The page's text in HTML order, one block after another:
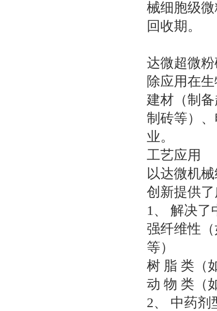
械细胞级
回收期。
达微超微
除应用在
建材（制
制砖等）
业。
工艺应用
以达微机
创新提供
1、 解决了
强纤维性
等）
树 脂 类
动 物 类（
2、 中药剂